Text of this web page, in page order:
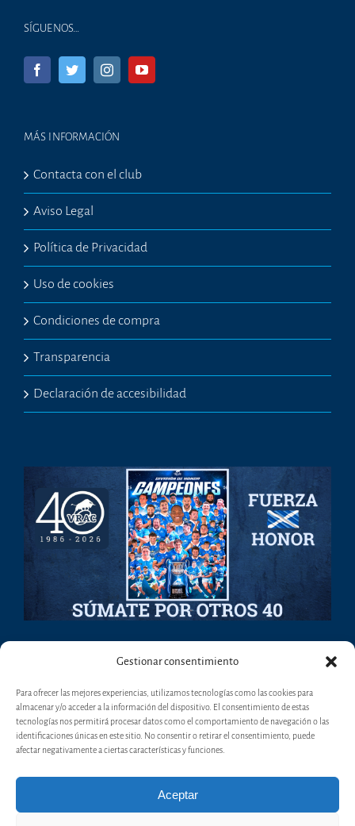
Gestionar consentimiento
Para ofrecer las mejores experiencias, utilizamos tecnologías como las cookies para
almacenar y/o acceder a la información del dispositivo. El consentimiento de estas
tecnologías nos permitirá procesar datos como el comportamiento de navegación o las
identificaciones únicas en este sitio. No consentir o retirar el consentimiento, puede
afectar negativamente a ciertas características y funciones.
Aceptar
SÍGUENOS…
MÁS INFORMACIÓN
Contacta con el club
Aviso Legal
Política de Privacidad
Uso de cookies
Condiciones de compra
Transparencia
Declaración de accesibilidad
Copyright 2017 - VRAC - Valladolid Rugby Asociación Club | Todos los